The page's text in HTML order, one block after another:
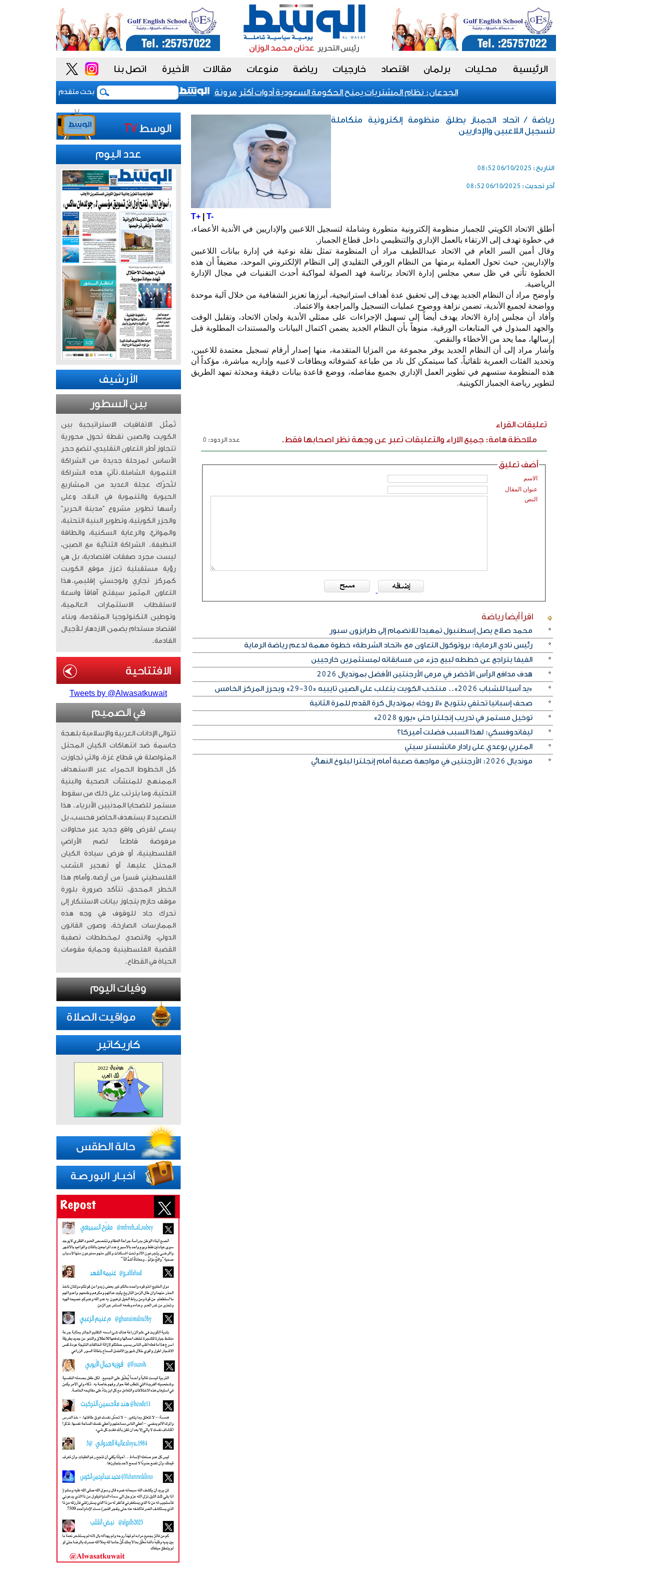
الرئيسية محليات برلمان اقتصاد خارجيات رياضة منوعات مقالات الأخيرة اتصل بنا
بحث متقدم الجدعان: نظام المشتريات يمنح الحكومة السعودية أدوات أكثر مرونة تباطؤ نمو المصانع الصينية في يوليو مع ضعف الطلب
رياضة / اتحاد الجمباز يطلق منظومة إلكترونية متكاملة
لتسجيل اللاعبين والإداريين
التاريخ : 06/10/2025 08:52
آخر تحديث : 06/10/2025 08:52
T+| T-
أطلق الاتحاد الكويتي للجمباز منظومة إلكترونية متطورة وشاملة لتسجيل اللاعبين والإداريين في الأندية الأعضاء،
في خطوة تهدف إلى الارتقاء بالعمل الإداري والتنظيمي داخل قطاع الجمباز.
وقال أمين السر العام في الاتحاد عبداللطيف مراد أن المنظومة تمثل نقلة نوعية في إدارة بيانات اللاعبين
والإداريين، حيث تحول العملية برمتها من النظام الورقي التقليدي إلى النظام الإلكتروني الموحد، مضيفاً أن هذه
الخطوة تأتي في ظل سعي مجلس إدارة الاتحاد برئاسة فهد الصولة لمواكبة أحدث التقنيات في مجال الإدارة
الرياضية.
وأوضح مراد أن النظام الجديد يهدف إلى تحقيق عدة أهداف استراتيجية، أبرزها تعزيز الشفافية من خلال آلية موحدة
وواضحة لجميع الأندية، تضمن نزاهة ووضوح عمليات التسجيل والمراجعة والاعتماد.
وأفاد أن مجلس إدارة الاتحاد يهدف أيضاً إلى تسهيل الإجراءات على ممثلي الأندية ولجان الاتحاد، وتقليل الوقت
والجهد المبذول في المتابعات الورقية، منوهاً بأن النظام الجديد يضمن اكتمال البيانات والمستندات المطلوبة قبل
إرسالها، مما يحد من الأخطاء والنقص.
وأشار مراد إلى أن النظام الجديد يوفر مجموعة من المزايا المتقدمة، منها إصدار أرقام تسجيل معتمدة للاعبين،
وتحديد الفئات العمرية تلقائياً، كما سيتمكن كل ناد من طباعة كشوفاته وبطاقات لاعبيه وإداريه مباشرة، مؤكداً أن
هذه المنظومة ستسهم في تطوير العمل الإداري بجميع مفاصله، ووضع قاعدة بيانات دقيقة ومحدثة تمهد الطريق
لتطوير رياضة الجمباز الكويتية.
تعليقات القراء
ملاحظة هامة: جميع الاراء والتعليقات تعبر عن وجهة نظر اصحابها فقط.
عدد الردود: 0
أضف تعليق
الاسم
عنوان المقال
النص
اقرأ أيضاًرياضة
محمد صلاح يصل إسطنبول تمهيدا للانضمام إلى طرابزون سبور
رئيس نادي الرماية: بروتوكول التعاون مع «اتحاد الشرطة» خطوة مهمة لدعم رياضة الرماية
الفيفا يتراجع عن خططه لبيع جزء من مسابقاته لمستثمرين خارجيين
هدف مدافع الرأس الأخضر في مرمى الأرجنتين الأفضل بمونديال 2026
«يد آسيا للشباب 2026».. منتخب الكويت يتغلب على الصين تايبيه «30-29» ويحرز المركز الخامس
صحف إسبانيا تحتفي بتتويج «لا روخا» بمونديال كرة القدم للمرة الثانية
توخيل مستمر في تدريب إنجلترا حتى «يورو 2028»
ليفاندوفسكي: لهذا السبب فضلت أميركا؟
المغربي بوعدي على رادار مانشستر سيتي
مونديال 2026: الأرجنتين في مواجهة صعبة أمام إنجلترا لبلوغ النهائي
عدد اليوم
الأرشيف
بين السطور
تُمثّل الاتفاقيات الاستراتيجية بين
الكويت والصين نقطة تحول محورية
تتجاوز أطر التعاون التقليدي، لتضع حجر
الأساس لمرحلة جديدة من الشراكة
التنموية الشاملة. ​تأتي هذه الشراكة
لتُحرّك عجلة العديد من المشاريع
الحيوية والتنموية في البلاد، وعلى
رأسها تطوير مشروع “مدينة الحرير”
والجزر الكويتية، وتطوير البنية التحتية،
والموانئ، والرعاية السكنية، والطاقة
النظيفة. الشراكة الثنائية مع الصين،
ليست مجرد صفقات اقتصادية، بل هي
رؤية مستقبلية تعزز موقع الكويت
كمركز تجاري ولوجستي إقليمي. ​هذا
التعاون المثمر سيفتح آفاقاً واسعة
لاستقطاب الاستثمارات العالمية،
وتوطين التكنولوجيا المتقدمة، وبناء
اقتصاد مستدام يضمن الازدهار للأجيال
القادمة.
Tweets by @Alwasatkuwait
في الصميم
تتوالى الإدانات العربية والإسلامية بلهجة
حاسمة ضد انتهاكات الكيان المحتل
المتواصلة في قطاع غزة، والتي تجاوزت
كل الخطوط الحمراء عبر الاستهداف
الممنهج للمنشآت الصحية والبنية
التحتية، وما يترتب على ذلك من سقوط
مستمر للضحايا المدنيين الأبرياء. ​ هذا
التصعيد لا يستهدف الحاضر فحسب، بل
يسعى لفرض واقع جديد عبر محاولات
مرفوضة قاطعاً لضم الأراضي
الفلسطينية، أو فرض سيادة الكيان
المحتل عليها، أو تهجير الشعب
الفلسطيني قسراً من أرضه. ​وأمام هذا
الخطر المحدق، تتأكد ضرورة بلورة
موقف حازم يتجاوز بيانات الاستنكار إلى
تحرك جاد للوقوف في وجه هذه
الممارسات الصارخة، وصون القانون
الدولي، والتصدي لمخططات تصفية
القضية الفلسطينية وحماية مقومات
الحياة في القطاع.
كاريكاتير